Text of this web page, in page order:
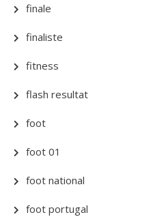
finale
finaliste
fitness
flash resultat
foot
foot 01
foot national
foot portugal